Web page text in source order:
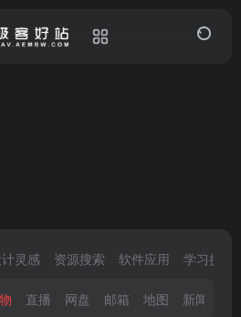
灵感 资源搜索 软件应用 学习提升
直播 网盘 邮箱 地图 新闻